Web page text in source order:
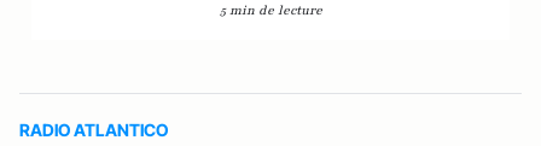
5 min de lecture
RADIO ATLANTICO